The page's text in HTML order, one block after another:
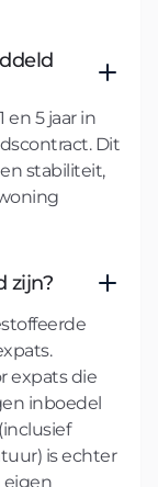
en 5 jaar in
Dit
stabiliteit,
zijn?
expats die
inboedel
is echter
eigen